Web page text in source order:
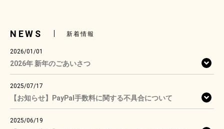
NEWS 新着情報
2026/01/01
2026年 新年のごあいさつ
2025/07/17
【お知らせ】PayPal手数料に関する不具合について
2025/06/19